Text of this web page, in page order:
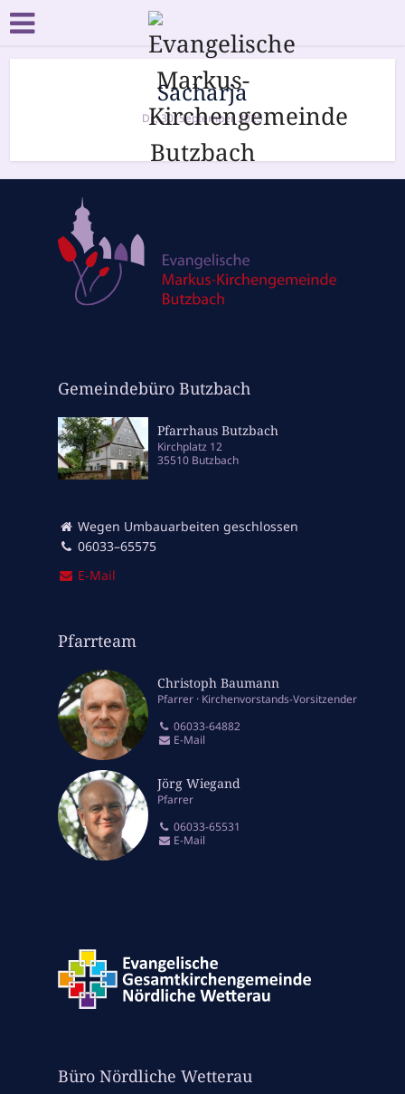
Sacharja
Di., 30. September 2025
Gemeindebüro Butzbach
Pfarrhaus Butzbach
Kirchplatz 12
35510 Butzbach
Wegen Umbauarbeiten geschlossen
06033–65575
E‑Mail
Pfarrteam
Christoph Baumann
Pfarrer Kirchenvorstands-Vorsitzender
06033-64882
E-Mail
Jörg Wiegand
Pfarrer
06033-65531
E-Mail
Büro Nördliche Wetterau